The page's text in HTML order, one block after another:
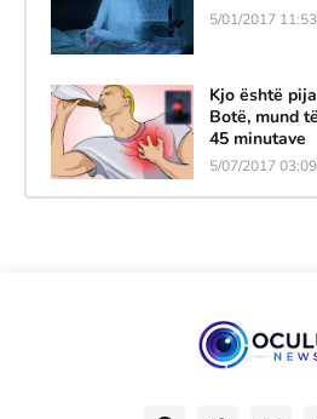
5/01/2017
Kjo është
Botë, mund
45 minutave
5/07/2017